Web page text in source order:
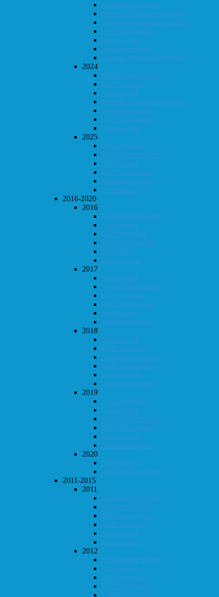
Klubbmesterskapet
Konrad Timestrening (vår)
Klubbmesterskap Lynsjakk
KM Hurtigsjakk
Høst-konrad
Høstturneringen
Konrad Timestrening (høst)
2024
Klubbmesterskapet
KM Lynsjakk
Vår-konrad
Konrad Timestrening (vår)
Høstturneringen
KM Hurtigsjakk
Høst-konrad
2025
KM Lynsjakk
Klubbmesterskapet
Vår-konrad
KM Hurtigsjakk
Høstturneringen
Høst-konrad
2016-2020
2016
Klubbmesterskapet
Vår-konrad
KM i lynsjakk
KM i hurtigsjakk
Follo 20 år
Høst-konrad
2017
Vår-konrad
Klubbmesterskapet
KM i lynsjakk
KM i hurtigsjakk
Høst-konrad
Høstturneringen
2018
Vår-konrad
KM i lynsjakk
Klubbmesterskapet
KM i hurtigsjakk
Høst-konrad
Høstturneringen
2019
KM i lynsjakk
Vår-konrad
Klubbmesterskapet
KM i Hurtigsjakk
Høst-konrad
Høstturneringen
2020
Vår-konrad
Klubbmesterskapet
2011-2015
2011
Klubbmesterskapet
Høstturneringen
KM i hurtigsjakk
KM i lynsjakk
Vår-konrad
Høst-konrad
2012
Klubbmesterskapet
Vår-konrad
KM i lynsjakk
KM i hurtigsjakk
Høstturneringen